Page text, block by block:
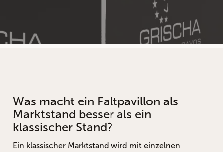
Was macht ein Faltpavillon als
Marktstand besser als ein
klassischer Stand?
Ein klassischer Marktstand wird mit einzelnen